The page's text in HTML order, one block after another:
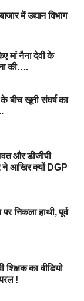
में उद्यान विभाग
मां नैना देवी के
की….
बीच खूनी संघर्ष का
और डीजीपी
ने आखिर क्यों DGP
निकला हाथी, पूर्व
का वीडियो
!